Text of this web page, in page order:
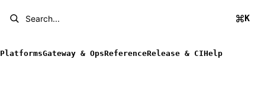
Search... K
PlatformsGateway & OpsReferenceRelease & CIHelp